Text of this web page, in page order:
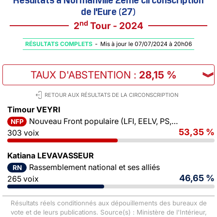
de l'Eure (27)
2nd Tour - 2024
RÉSULTATS COMPLETS - Mis à jour le 07/07/2024 à 20h06
TAUX D'ABSTENTION : 28,15 % ︾
RETOUR AUX RÉSULTATS DE LA CIRCONSCRIPTION
Timour VEYRI
NFP
Nouveau Front populaire (LFI, EELV, PS, PCF)
303 voix
53,35 %
Katiana LEVAVASSEUR
RN
Rassemblement national et ses alliés
265 voix
46,65 %
Résultats réels conditionnés aux dépouillements des bureaux de
vote et de leurs publications. Source(s) : Ministère de l'Intérieur,